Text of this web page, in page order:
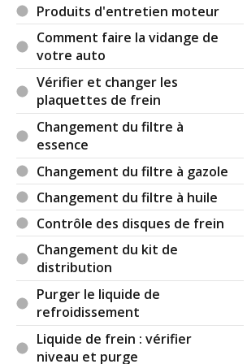
de cela venant d'un possesseur de
disant "écologique" qui passe son
expliquer la soit disant bonne affaire
l'électricité (évidemment surtout
Il y a
ParArkane TOP
18 00:19:38) : L'huile de boite qui
qu'une fois dans la vie du
l'état 😆
Maintenant sur une électrique, le
la purge du liquide de frein, un
branchant une valise et les
des soubassements.
ParIsogone(2023-10-18
Produits d'entretien moteur
Comment faire la vidange de
votre auto
Vérifier et changer les
plaquettes de frein
Changement du filtre à
essence
Changement du filtre à gazole
Changement du filtre à huile
Contrôle des disques de frein
Changement du kit de
distribution
Purger le liquide de
refroidissement
Liquide de frein : vérifier
niveau et purge